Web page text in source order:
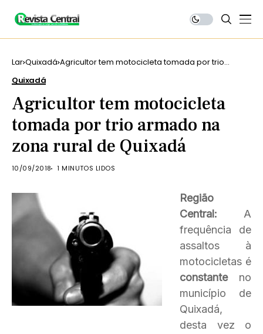
Lar Quixadá Agricultor tem motocicleta tomada por trio
Quixadá
Agricultor tem motocicleta
tomada por trio armado na
zona rural de Quixadá
10/09/2018 1 MINUTOS LIDOS
Região
Central: A
frequência de
assaltos à
motocicletas é
constanteno
município de
Quixadá,
desta vez o